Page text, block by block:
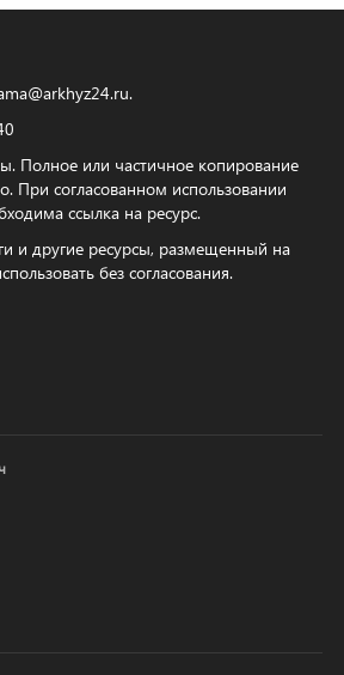
.
Полное или частичное копирование
При согласованном использовании
ссылка на ресурс.
и другие ресурсы, размещенный на
без согласования.